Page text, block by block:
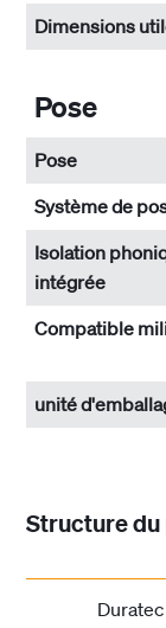
Dimensions
Pose
Pose
Système de
Isolation
intégrée
Compatible
unité
Structure